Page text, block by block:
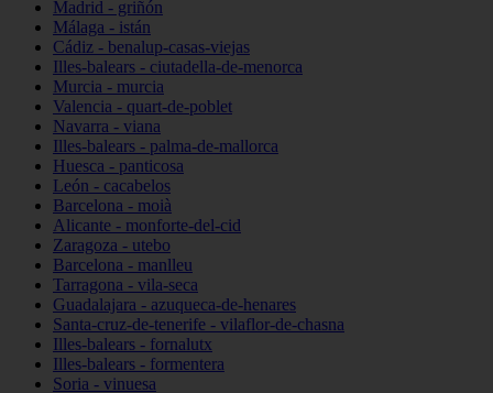
Madrid - griñón
Málaga - istán
Cádiz - benalup-casas-viejas
Illes-balears - ciutadella-de-menorca
Murcia - murcia
Valencia - quart-de-poblet
Navarra - viana
Illes-balears - palma-de-mallorca
Huesca - panticosa
León - cacabelos
Barcelona - moià
Alicante - monforte-del-cid
Zaragoza - utebo
Barcelona - manlleu
Tarragona - vila-seca
Guadalajara - azuqueca-de-henares
Santa-cruz-de-tenerife - vilaflor-de-chasna
Illes-balears - fornalutx
Illes-balears - formentera
Soria - vinuesa